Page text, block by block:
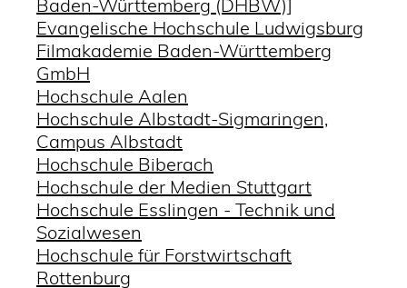
Baden-Württemberg (DHBW)]
Evangelische Hochschule Ludwigsburg
Filmakademie Baden-Württemberg
GmbH
Hochschule Aalen
Hochschule Albstadt-Sigmaringen,
Campus Albstadt
Hochschule Biberach
Hochschule der Medien Stuttgart
Hochschule Esslingen - Technik und
Sozialwesen
Hochschule für Forstwirtschaft
Rottenburg